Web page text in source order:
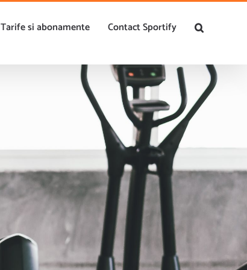
Tarife si abonamente Contact Sportify